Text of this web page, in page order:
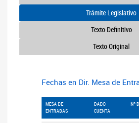
Trámite Legislativo
Texto Definitivo
Texto Original
Fechas en Dir. Mesa de
MESA DE
ENTRADAS
DADO
CUENTA
Nº